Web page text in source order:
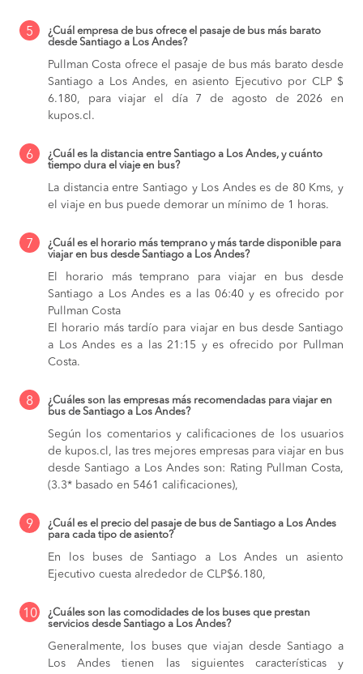
5
¿Cuál empresa de bus ofrece el pasaje de bus más barato
desde Santiago a Los Andes?
Pullman Costa ofrece el pasaje de bus más barato desde
Santiago a Los Andes, en asiento Ejecutivo por CLP $
6.180, para viajar el día 7 de agosto de 2026 en
kupos.cl.
6
¿Cuál es la distancia entre Santiago a Los Andes, y cuánto
tiempo dura el viaje en bus?
La distancia entre Santiago y Los Andes es de 80 Kms, y
el viaje en bus puede demorar un mínimo de 1 horas.
7
¿Cuál es el horario más temprano y más tarde disponible para
viajar en bus desde Santiago a Los Andes?
El horario más temprano para viajar en bus desde
Santiago a Los Andes es a las 06:40 y es ofrecido por
Pullman Costa
El horario más tardío para viajar en bus desde Santiago
a Los Andes es a las 21:15 y es ofrecido por Pullman
Costa.
8
¿Cuáles son las empresas más recomendadas para viajar en
bus de Santiago a Los Andes?
Según los comentarios y calificaciones de los usuarios
de kupos.cl, las tres mejores empresas para viajar en bus
desde Santiago a Los Andes son: Rating Pullman Costa,
(3.3* basado en 5461 calificaciones),
9
¿Cuál es el precio del pasaje de bus de Santiago a Los Andes
para cada tipo de asiento?
En los buses de Santiago a Los Andes un asiento
Ejecutivo cuesta alrededor de CLP$6.180,
10
¿Cuáles son las comodidades de los buses que prestan
servicios desde Santiago a Los Andes?
Generalmente, los buses que viajan desde Santiago a
Los Andes tienen las siguientes características y